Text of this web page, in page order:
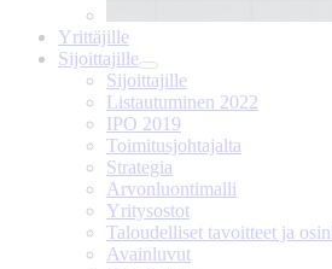
Yrittäjille
Sijoittajille
Sijoittajille
Listautuminen 2022
IPO 2019
Toimitusjohtajalta
Strategia
Arvonluontimalli
Yritysostot
Taloudelliset tavoitteet ja
Avainluvut